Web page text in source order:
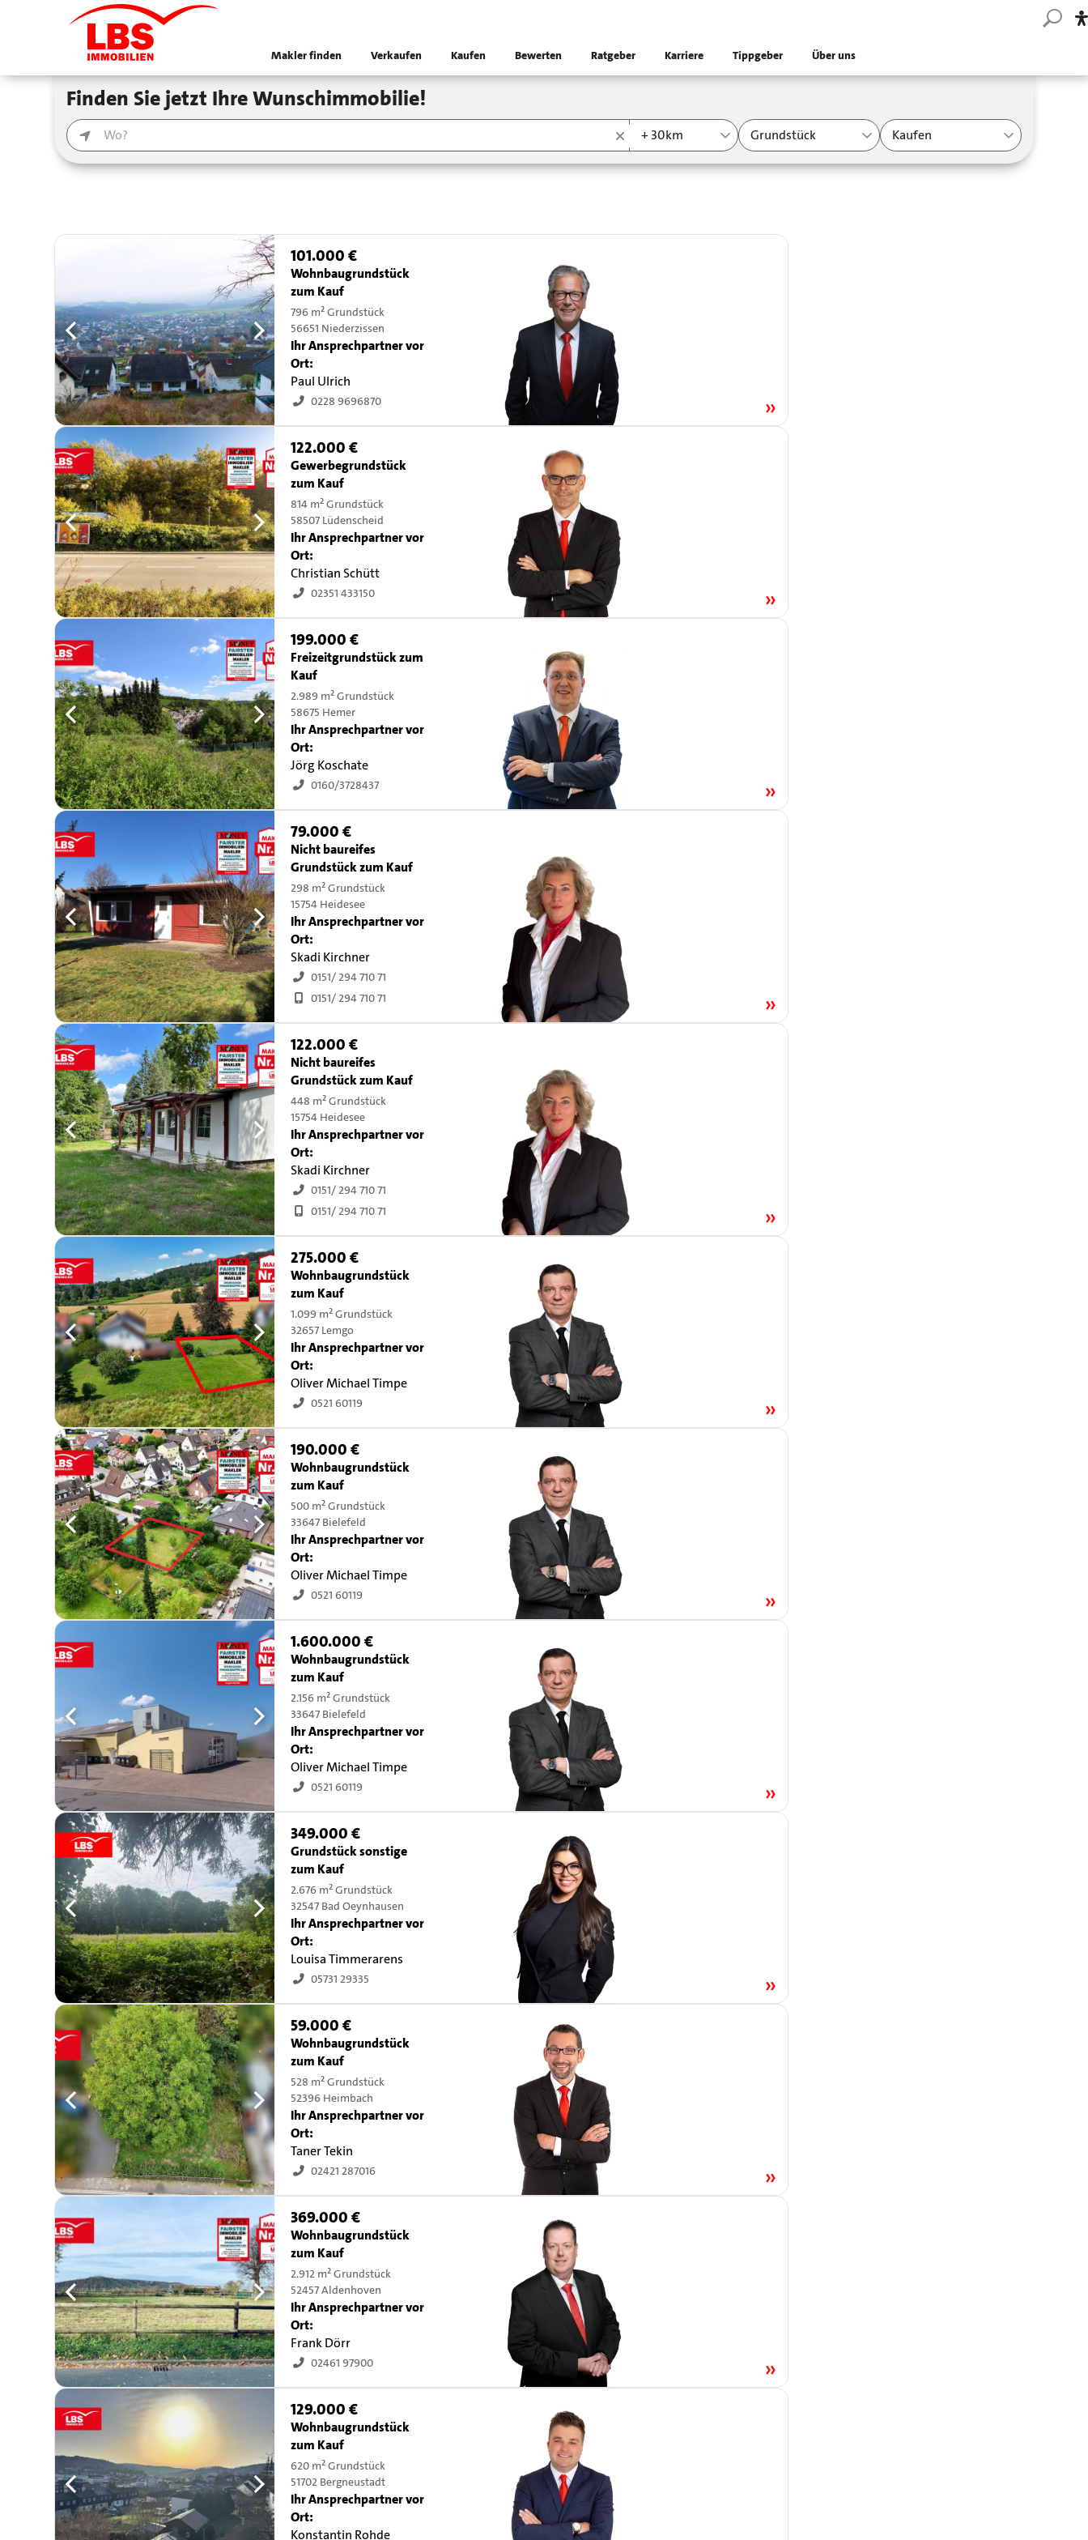
Makler finden Verkaufen Kaufen Bewerten Ratgeber Karriere Tippgeber Über uns
Finden Sie jetzt Ihre Wunschimmobilie!
+ 30km Grundstück Kaufen
101.000 €
Wohnbaugrundstück
zum Kauf
796 m² Grundstück
56651 Niederzissen
Ihr Ansprechpartner vor
Ort:
Paul Ulrich
0228 9696870
122.000 €
Gewerbegrundstück
zum Kauf
814 m² Grundstück
58507 Lüdenscheid
Ihr Ansprechpartner vor
Ort:
Christian Schütt
02351 433150
199.000 €
Freizeitgrundstück zum
Kauf
2.989 m² Grundstück
58675 Hemer
Ihr Ansprechpartner vor
Ort:
Jörg Koschate
0160/3728437
79.000 €
Nicht baureifes
Grundstück zum Kauf
298 m² Grundstück
15754 Heidesee
Ihr Ansprechpartner vor
Ort:
Skadi Kirchner
0151/ 294 710 71
0151/ 294 710 71
122.000 €
Nicht baureifes
Grundstück zum Kauf
448 m² Grundstück
15754 Heidesee
Ihr Ansprechpartner vor
Ort:
Skadi Kirchner
0151/ 294 710 71
0151/ 294 710 71
275.000 €
Wohnbaugrundstück
zum Kauf
1.099 m² Grundstück
32657 Lemgo
Ihr Ansprechpartner vor
Ort:
Oliver Michael Timpe
0521 60119
190.000 €
Wohnbaugrundstück
zum Kauf
500 m² Grundstück
33647 Bielefeld
Ihr Ansprechpartner vor
Ort:
Oliver Michael Timpe
0521 60119
1.600.000 €
Wohnbaugrundstück
zum Kauf
2.156 m² Grundstück
33647 Bielefeld
Ihr Ansprechpartner vor
Ort:
Oliver Michael Timpe
0521 60119
349.000 €
Grundstück sonstige
zum Kauf
2.676 m² Grundstück
32547 Bad Oeynhausen
Ihr Ansprechpartner vor
Ort:
Louisa Timmerarens
05731 29335
59.000 €
Wohnbaugrundstück
zum Kauf
528 m² Grundstück
52396 Heimbach
Ihr Ansprechpartner vor
Ort:
Taner Tekin
02421 287016
369.000 €
Wohnbaugrundstück
zum Kauf
2.912 m² Grundstück
52457 Aldenhoven
Ihr Ansprechpartner vor
Ort:
Frank Dörr
02461 97900
129.000 €
Wohnbaugrundstück
zum Kauf
620 m² Grundstück
51702 Bergneustadt
Ihr Ansprechpartner vor
Ort:
Konstantin Rohde